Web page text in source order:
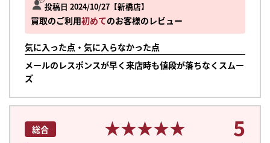
投稿日 2024/10/27 新橋店
買取のご利用初めてのお客様のレビュー
気に入った点・気に入らなかった点
メールのレスポンスが早く来店時も値段が落ちなくスムー
ズ
総合 ★★★★★
★★★★★ 5